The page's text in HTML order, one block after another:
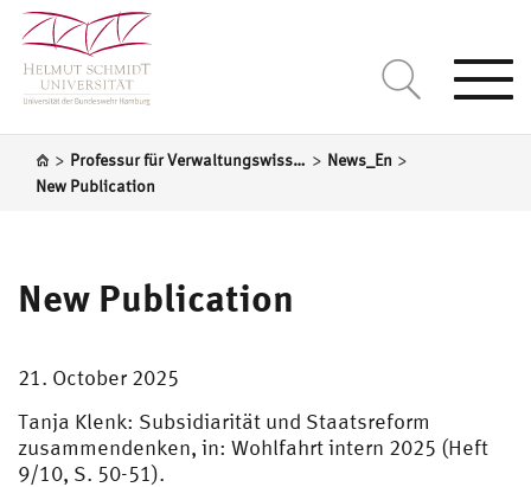
> Professur für Verwaltungswissenschaft > News_En >
New Publication
New Publication
21. October 2025
Tanja Klenk: Subsidiarität und Staatsreform
zusammendenken, in: Wohlfahrt intern 2025 (Heft
9/10, S. 50-51).